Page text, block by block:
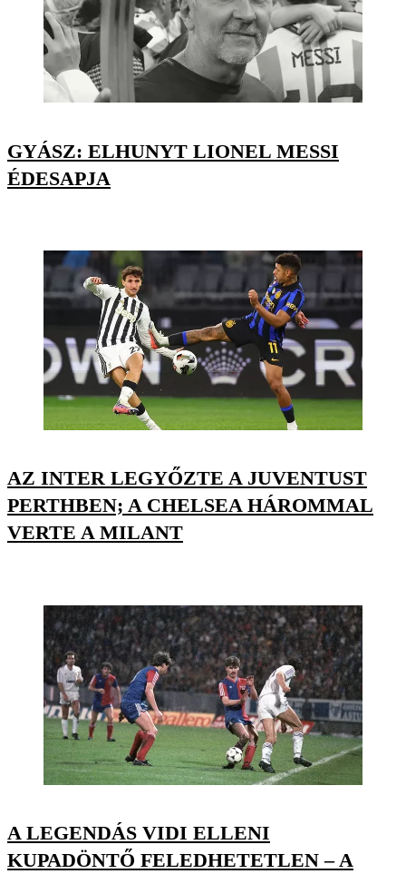
GYÁSZ: ELHUNYT LIONEL MESSI
ÉDESAPJA
AZ INTER LEGYŐZTE A JUVENTUST
PERTHBEN; A CHELSEA HÁROMMAL
VERTE A MILANT
A LEGENDÁS VIDI ELLENI
KUPADÖNTŐ FELEDHETETLEN – A